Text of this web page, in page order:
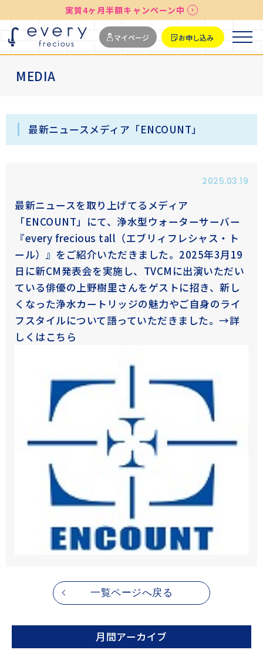
実質4ヶ月半額キャンペーン中
送料無料
最短お届け7日後
マイページ お申し込み
MEDIA
最新ニュースメディア「ENCOUNT」
2025.03.19
最新ニュースを取り上げてるメディア
「ENCOUNT」にて、浄水型ウォーターサーバー
『every frecious tall（エブリィフレシャス・ト
ール） 』をご紹介いただきました。2025年3月19
日に新CM発表会を実施し、TVCMに出演いただい
ている俳優の上野樹里さんをゲストに招き、新し
くなった浄水カートリッジの魅力やご自身のライ
フスタイルについて語っていただきました。→詳
しくはこちら
一覧ページへ戻る
月間アーカイブ